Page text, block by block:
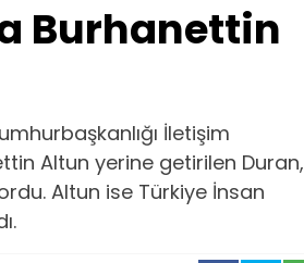
Burhanettin
İletişim
Altun yerine getirilen Duran,
Altun ise Türkiye İnsan